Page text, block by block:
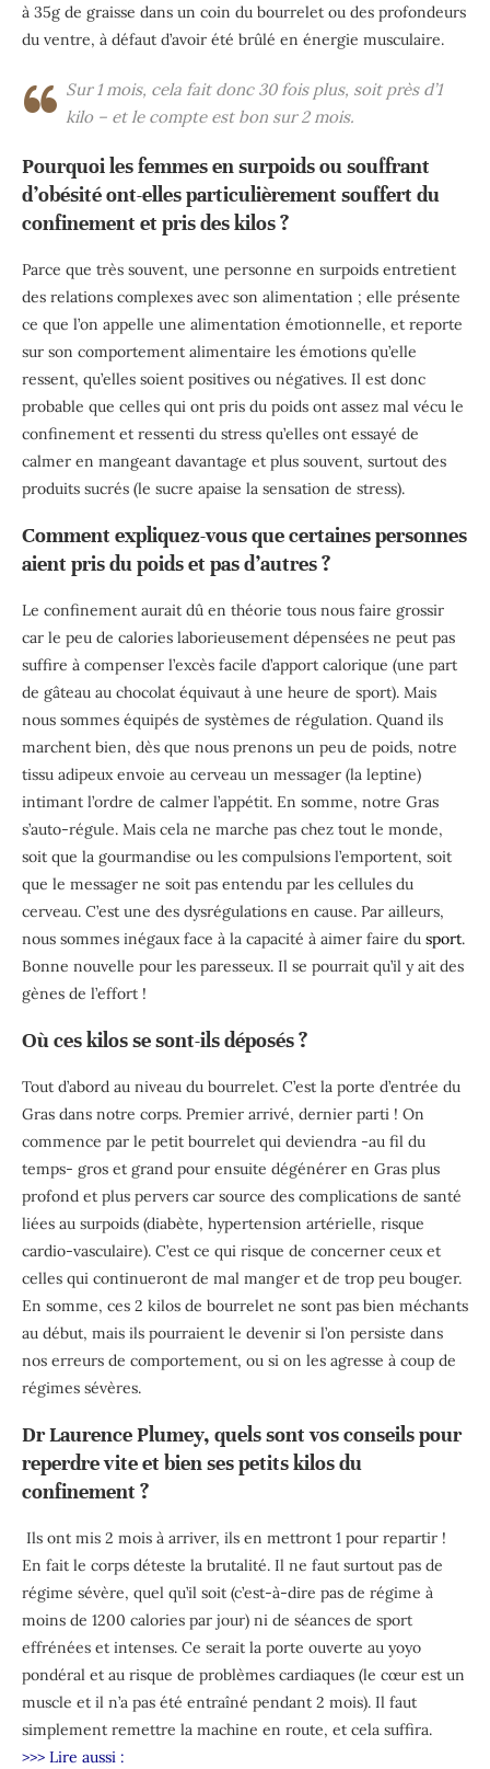
à 35g de graisse dans un coin du bourrelet ou des profondeurs
du ventre, à défaut d’avoir été brûlé en énergie musculaire.
Sur 1 mois, cela fait donc 30 fois plus, soit près d’1
kilo – et le compte est bon sur 2 mois.
Pourquoi les femmes en surpoids ou souffrant
d’obésité ont-elles particulièrement souffert du
confinement et pris des kilos ?
Parce que très souvent, une personne en surpoids entretient
des relations complexes avec son alimentation ; elle présente
ce que l’on appelle une alimentation émotionnelle, et reporte
sur son comportement alimentaire les émotions qu’elle
ressent, qu’elles soient positives ou négatives. Il est donc
probable que celles qui ont pris du poids ont assez mal vécu le
confinement et ressenti du stress qu’elles ont essayé de
calmer en mangeant davantage et plus souvent, surtout des
produits sucrés (le sucre apaise la sensation de stress).
Comment expliquez-vous que certaines personnes
aient pris du poids et pas d’autres ?
Le confinement aurait dû en théorie tous nous faire grossir
car le peu de calories laborieusement dépensées ne peut pas
suffire à compenser l’excès facile d’apport calorique (une part
de gâteau au chocolat équivaut à une heure de sport). Mais
nous sommes équipés de systèmes de régulation. Quand ils
marchent bien, dès que nous prenons un peu de poids, notre
tissu adipeux envoie au cerveau un messager (la leptine)
intimant l’ordre de calmer l’appétit. En somme, notre Gras
s’auto-régule. Mais cela ne marche pas chez tout le monde,
soit que la gourmandise ou les compulsions l’emportent, soit
que le messager ne soit pas entendu par les cellules du
cerveau. C’est une des dysrégulations en cause. Par ailleurs,
nous sommes inégaux face à la capacité à aimer faire du sport.
Bonne nouvelle pour les paresseux. Il se pourrait qu’il y ait des
gènes de l’effort !
Où ces kilos se sont-ils déposés ?
Tout d’abord au niveau du bourrelet. C’est la porte d’entrée du
Gras dans notre corps. Premier arrivé, dernier parti ! On
commence par le petit bourrelet qui deviendra -au fil du
temps- gros et grand pour ensuite dégénérer en Gras plus
profond et plus pervers car source des complications de santé
liées au surpoids (diabète, hypertension artérielle, risque
cardio-vasculaire). C’est ce qui risque de concerner ceux et
celles qui continueront de mal manger et de trop peu bouger.
En somme, ces 2 kilos de bourrelet ne sont pas bien méchants
au début, mais ils pourraient le devenir si l’on persiste dans
nos erreurs de comportement, ou si on les agresse à coup de
régimes sévères.
Dr Laurence Plumey, quels sont vos conseils pour
reperdre vite et bien ses petits kilos du
confinement ?
Ils ont mis 2 mois à arriver, ils en mettront 1 pour repartir !
En fait le corps déteste la brutalité. Il ne faut surtout pas de
régime sévère, quel qu’il soit (c’est-à-dire pas de régime à
moins de 1200 calories par jour) ni de séances de sport
effrénées et intenses. Ce serait la porte ouverte au yoyo
pondéral et au risque de problèmes cardiaques (le cœur est un
muscle et il n’a pas été entraîné pendant 2 mois). Il faut
simplement remettre la machine en route, et cela suffira.
>>> Lire aussi :